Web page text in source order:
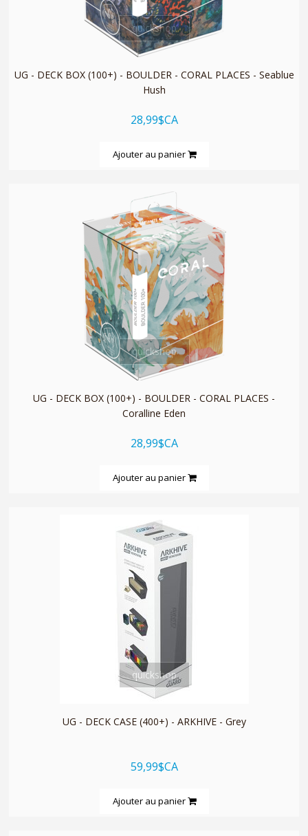
quickshop
UG - DECK BOX (100+) - BOULDER - CORAL PLACES - Seablue
Hush
28,99$CA
Ajouter au panier
quickshop
UG - DECK BOX (100+) - BOULDER - CORAL PLACES -
Coralline Eden
28,99$CA
Ajouter au panier
quickshop
UG - DECK CASE (400+) - ARKHIVE - Grey
59,99$CA
Ajouter au panier